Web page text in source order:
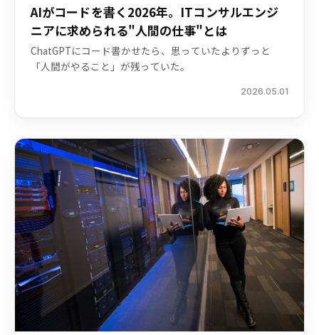
AIがコードを書く2026年。ITコンサルエンジ
ニアに求められる"人間の仕事"とは
ChatGPTにコード書かせたら、思っていたよりずっと
「人間がやること」が残っていた。
2026.05.01